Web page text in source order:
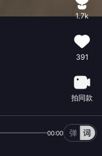
1.7k
391
拍同款
00:00